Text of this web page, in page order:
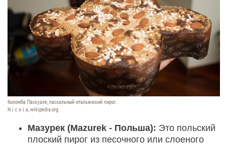
Коломба Паскуале, пасхальный итальянский пирог.
N i c o l a, wikipedia.org
Мазурек (Mazurek - Польша): Это польский
плоский пирог из песочного или слоеного